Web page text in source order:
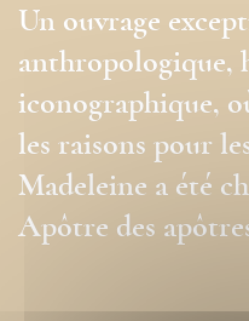
Un ouvrage
anthropologique,
iconographique,
les raisons pour
Madeleine a été
Apôtre des